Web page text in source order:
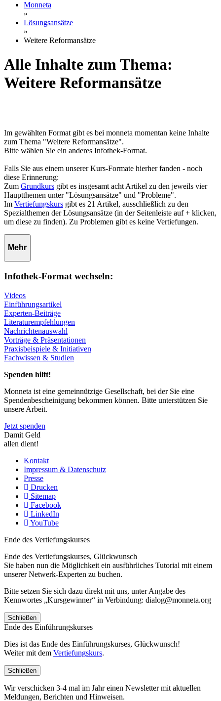
Monneta
»
Lösungsansätze
»
Weitere Reformansätze
Alle Inhalte zum Thema:
Weitere Reformansätze
Im gewählten Format gibt es bei monneta momentan keine Inhalte
zum Thema "Weitere Reformansätze".
Bitte wählen Sie ein anderes Infothek-Format.
Falls Sie aus einem unserer Kurs-Formate hierher fanden - noch
diese Erinnerung:
Zum Grundkurs gibt es insgesamt acht Artikel zu den jeweils vier
Hauptthemen unter "Lösungsansätze" und "Probleme".
Im Vertiefungskurs gibt es 21 Artikel, ausschließlich zu den
Spezialthemen der Lösungsansätze (in der Seitenleiste auf + klicken,
um diese zu finden). Zu Problemen gibt es keine Vertiefungen.
Mehr
Infothek-Format wechseln:
Videos
Einführungsartikel
Experten-Beiträge
Literaturempfehlungen
Nachrichtenauswahl
Vorträge & Präsentationen
Praxisbeispiele & Initiativen
Fachwissen & Studien
Spenden hilft!
Monneta ist eine gemeinnützige Gesellschaft, bei der Sie eine
Spendenbescheinigung bekommen können. Bitte unterstützen Sie
unsere Arbeit.
Jetzt spenden
Damit Geld
allen dient!
Kontakt
Impressum & Datenschutz
Presse
Drucken
Sitemap
Facebook
LinkedIn
YouTube
Ende des Vertiefungskurses
Ende des Vertiefungskurses, Glückwunsch
Sie haben nun die Möglichkeit ein ausführliches Tutorial mit einem
unserer Netwerk-Experten zu buchen.
Bitte setzen Sie sich dazu direkt mit uns, unter Angabe des
Kennwortes „Kursgewinner“ in Verbindung: dialog@monneta.org
Schließen
Ende des Einführungskurses
Dies ist das Ende des Einführungskurses, Glückwunsch!
Weiter mit dem Vertiefungskurs.
Schließen
Wir verschicken 3-4 mal im Jahr einen Newsletter mit aktuellen
Meldungen, Berichten und Hinweisen.